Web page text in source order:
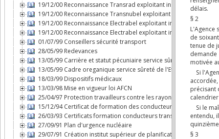
19/12/00 Reconnaissance Transrad exploitant installation
19/12/00 Reconnaissance Transnubel exploitant installation
19/12/00 Reconnaissance Electrabel exploitant installation
19/12/00 Reconnaissance Electrabel exploitant installation
01/07/99 Conseillers sécurité transport
28/05/99 Redevances
13/05/99 Carrière et statut pécuniaire service sûreté de l'Etat
13/05/99 Cadre oreganique service sûreté de l'Etat dans le
18/03/99 Dispositifs médicaux
13/03/98 Mise en vigueur loi AFCN
25/04/97 Protection travailleurs contre les rayonnements
15/12/94 Certificat de formation des conducteurs transport
26/03/93 Certificats formation conducteurs transport par route
27/09/91 Plan d'urgence nucléaire
29/07/91 Création institut supérieur de planification d'urgence